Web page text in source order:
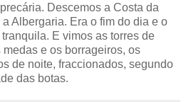
Descemos a Costa da
Albergaria. Era o fim do dia e o
E vimos as torres de
e os borrageiros, os
de noite, fraccionados, segundo
das botas.